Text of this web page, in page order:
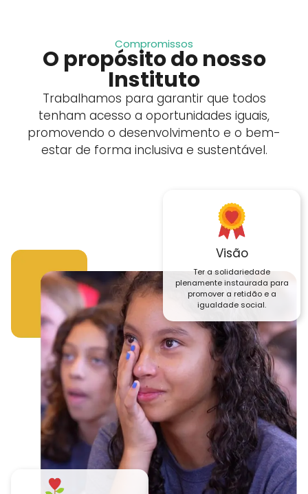
Compromissos
O propósito do nosso
Instituto
Trabalhamos para garantir que todos
tenham acesso a oportunidades iguais,
promovendo o desenvolvimento e o bem-
estar de forma inclusiva e sustentável.
Visão
Ter a solidariedade
plenamente instaurada para
promover a retidão e a
igualdade social.